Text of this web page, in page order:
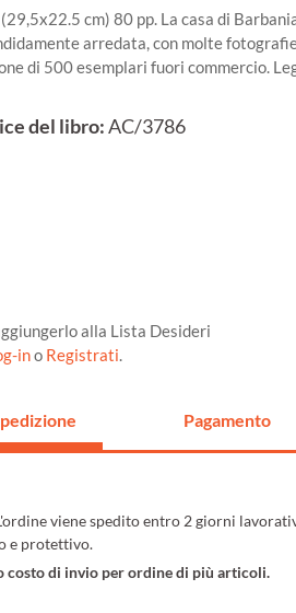
(29,5x22.5 cm) 80 pp. La casa di
arredata, con molte
di 500 esemplari fuori commercio.
del libro:AC/3786
alla Lista Desideri
ino Registrati.
Pagamento
viene spedito entro 2 giorni
e protettivo.
costo di invio per ordine di più articoli.